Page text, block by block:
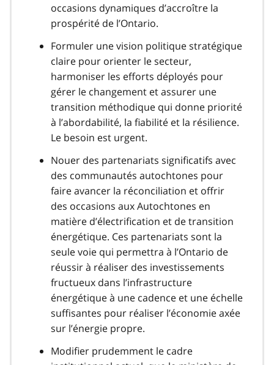
occasions dynamiques d’accroître la
prospérité de l’Ontario.
Formuler une vision politique stratégique
claire pour orienter le secteur,
harmoniser les efforts déployés pour
gérer le changement et assurer une
transition méthodique qui donne priorité
à l’abordabilité, la fiabilité et la résilience.
Le besoin est urgent.
Nouer des partenariats significatifs avec
des communautés autochtones pour
faire avancer la réconciliation et offrir
des occasions aux Autochtones en
matière d’électrification et de transition
énergétique. Ces partenariats sont la
seule voie qui permettra à l’Ontario de
réussir à réaliser des investissements
fructueux dans l’infrastructure
énergétique à une cadence et une échelle
suffisantes pour réaliser l’économie axée
sur l’énergie propre.
Modifier prudemment le cadre